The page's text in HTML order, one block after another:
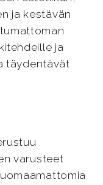
ja kestävän
ja
täydentävät
varusteet